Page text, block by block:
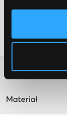
Numer pozycji
Wskazówki
Więcej
Materiał